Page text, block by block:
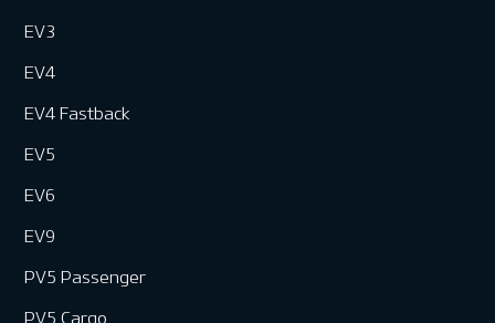
EV3
EV4
EV4 Fastback
EV5
EV6
EV9
PV5 Passenger
PV5 Cargo